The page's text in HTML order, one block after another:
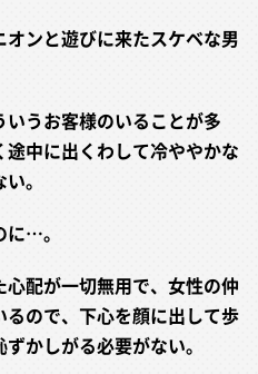
ンと遊びに来たスケベな男
うお客様のいることが多
中に出くわして冷ややかな
。
…。
配が一切無用で、女性の仲
ので、下心を顔に出して歩
かしがる必要がない。